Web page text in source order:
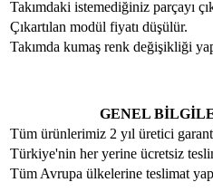
Takımdaki istemediğiniz parçayı
Çıkartılan modül fiyatı düşülür.
Takımda kumaş renk değişikliği
GENEL
Tüm ürünlerimiz 2 yıl üretici
Türkiye'nin her yerine ücretsiz
Tüm Avrupa ülkelerine teslimat